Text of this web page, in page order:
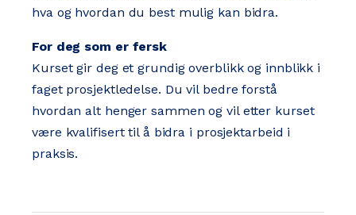
hva og hvordan du best mulig kan bidra.
For deg som er fersk
Kurset gir deg et grundig overblikk og innblikk i
faget prosjektledelse. Du vil bedre forstå
hvordan alt henger sammen og vil etter kurset
være kvalifisert til å bidra i prosjektarbeid i
praksis.